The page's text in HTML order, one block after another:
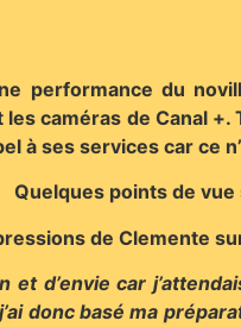
performance du
caméras de Canal
à ses services car ce
Quelques points de
de Clemente
et d’envie car
donc basé ma